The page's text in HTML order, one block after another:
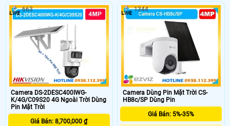
khi lưu trữ, tích hợp hồng ngoại 30m
và chống ngược sáng WDr, kèm theo
đấy có trang bị micro và loa giúp
đàm thoại 2 chiều.
nhìn 110°. Ban đêm có ánh sáng
LED màu đến 20m và hồng ngoại
30m và khả năng đàm thoại 2 chiều
tích hợp. Pin trong 10400mAh kèm
tấm pin mặt trời 8W giúp duy trì
hoạt động suốt thời gian dài. Đặc
Biệt, tăng SIM 4G Miển Phí 1 năm
khi mua tại AN THÀNH PHÁT.
Camera DS-2DESC400IWG-
K/4G/C09S20 4G Ngoài Trời Dùng
Pin Mặt Trời
Giá Bán: 8,700,000 ₫
663
Camera Dùng Pin Mặt Trời CS-
HB8c/SP Dùng Pin
Giá Bán: 5%-35%
1344